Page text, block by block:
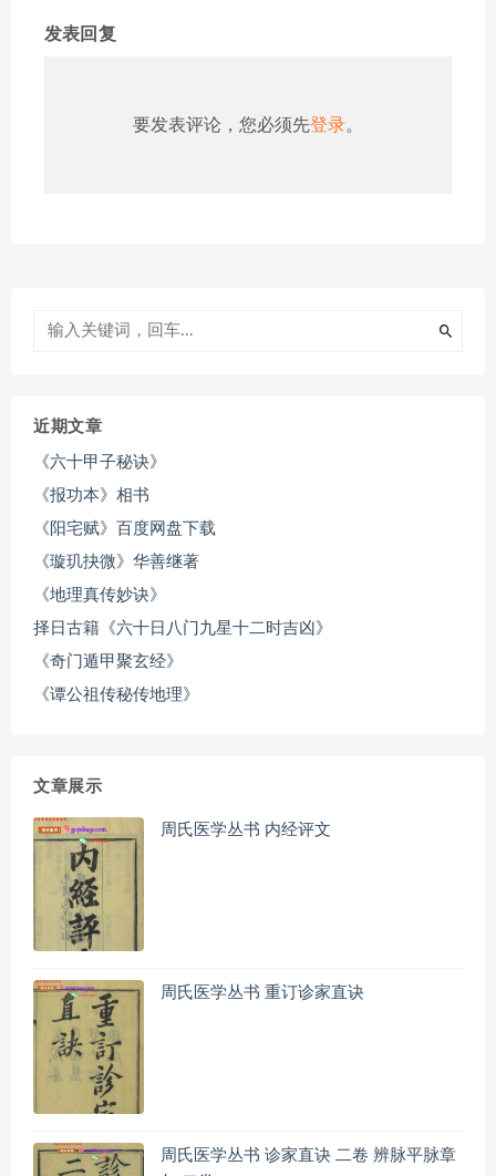
发表回复
要发表评论，您必须先登录。
近期文章
《六十甲子秘诀》
《报功本》相书
《阳宅赋》百度网盘下载
《璇玑抉微》华善继著
《地理真传妙诀》
择日古籍《六十日八门九星十二时吉凶》
《奇门遁甲聚玄经》
《谭公祖传秘传地理》
文章展示
周氏医学丛书 内经评文
周氏医学丛书 重订诊家直诀
周氏医学丛书 诊家直诀 二卷 辨脉平脉章